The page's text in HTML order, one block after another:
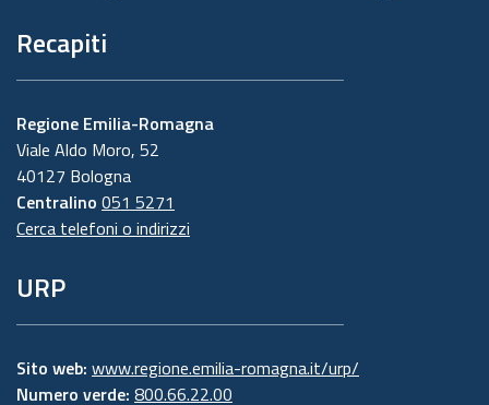
Recapiti
Regione Emilia-Romagna
Viale Aldo Moro, 52
40127 Bologna
Centralino 051 5271
Cerca telefoni o indirizzi
URP
Sito web: www.regione.emilia-romagna.it/urp/
Numero verde: 800.66.22.00